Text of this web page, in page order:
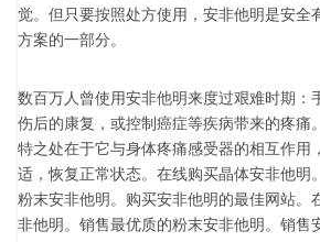
觉。但只要按照处方使用，安非他明是安全
方案的一部分。
数百万人曾使用安非他明来度过艰难时期：
伤后的康复，或控制癌症等疾病带来的疼痛
特之处在于它与身体疼痛感受器的相互作用
适，恢复正常状态。在线购买晶体安非他明
粉末安非他明。购买安非他明的最佳网站。
非他明。销售最优质的粉末安非他明。销售